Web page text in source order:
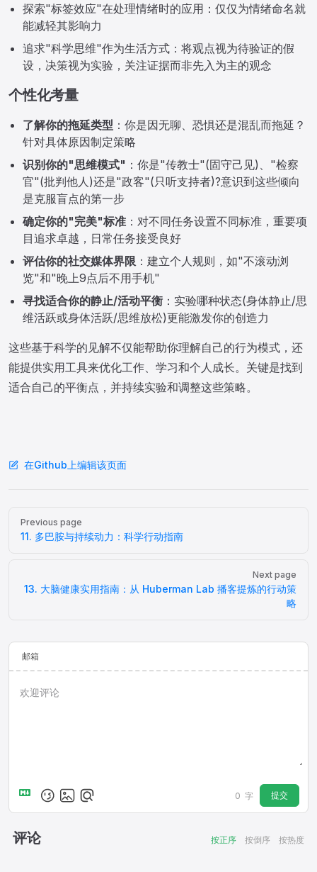
探索"标签效应"在处理情绪时的应用：仅仅为情绪命名就
能减轻其影响力
追求"科学思维"作为生活方式：将观点视为待验证的假
设，决策视为实验，关注证据而非先入为主的观念
个性化考量
了解你的拖延类型 ：你是因无聊、恐惧还是混乱而拖延？
针对具体原因制定策略
识别你的"思维模式" ：你是"传教士"(固守己见)、"检察
官"(批判他人)还是"政客"(只听支持者)?意识到这些倾向
是克服盲点的第一步
确定你的"完美"标准 ：对不同任务设置不同标准，重要项
目追求卓越，日常任务接受良好
评估你的社交媒体界限 ：建立个人规则，如"不滚动浏
览"和"晚上9点后不用手机"
寻找适合你的静止/活动平衡 ：实验哪种状态(身体静止/思
维活跃或身体活跃/思维放松)更能激发你的创造力
这些基于科学的见解不仅能帮助你理解自己的行为模式，还
能提供实用工具来优化工作、学习和个人成长。关键是找到
适合自己的平衡点，并持续实验和调整这些策略。
在Github上编辑该页面
Previous page
11. 多巴胺与持续动力：科学行动指南
Next page
13. 大脑健康实用指南：从 Huberman Lab 播客提炼的行动策
略
邮箱
0 字 提交
评论 按正序 按倒序 按热度